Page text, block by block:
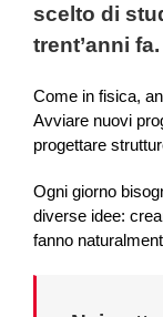
scelto di
trent’anni fa.
Come in fisica,
Avviare nuovi
progettare
Ogni giorno
diverse idee:
fanno